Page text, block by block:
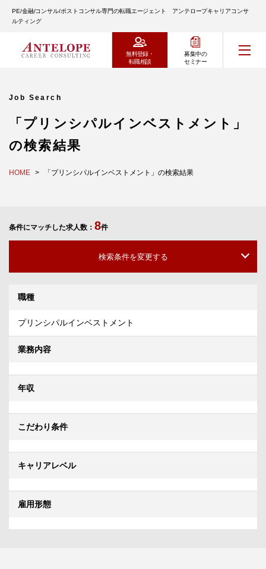
PE/金融/コンサル/ポストコンサル専門の転職エージェント アンテロープキャリアコンサ
ルティング
無料登録・
転職相談
募集中の
セミナー
Job Search
「プリンシパルインベストメント」
の検索結果
HOME 「プリンシパルインベストメント」の検索結果
条件にマッチした求人数： 8件
検索条件を変更する
職種
プリンシパルインベストメント
業務内容
年収
こだわり条件
キャリアレベル
雇用形態